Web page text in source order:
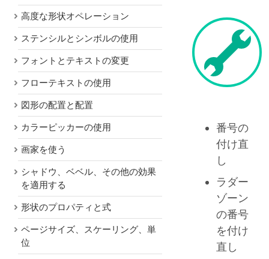
高度な形状オペレーション
ステンシルとシンボルの使用
フォントとテキストの変更
フローテキストの使用
図形の配置と配置
カラーピッカーの使用
画家を使う
シャドウ、ベベル、その他の効果
を適用する
形状のプロパティと式
ページサイズ、スケーリング、単
位
番号の
付け直
し
ラダー
ゾーン
の番号
を付け
直し